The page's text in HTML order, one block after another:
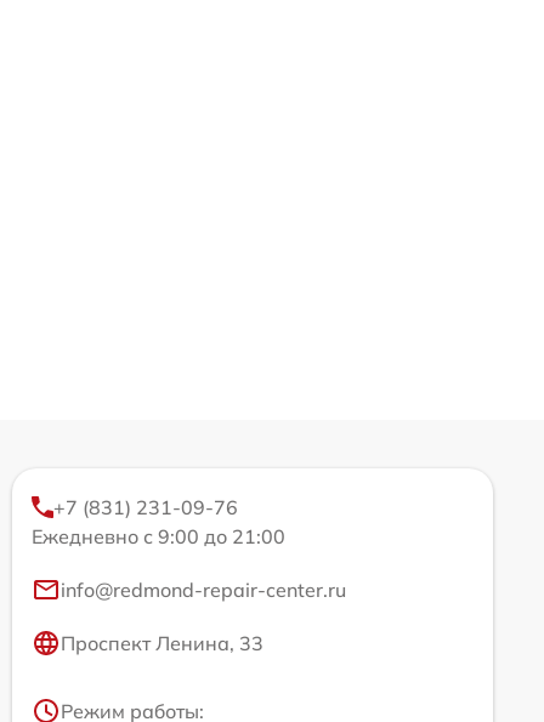
+7 (831) 231-09-76
Ежедневно с 9:00 до 21:00
info@redmond-repair-center.ru
Проспект Ленина, 33
Режим работы: